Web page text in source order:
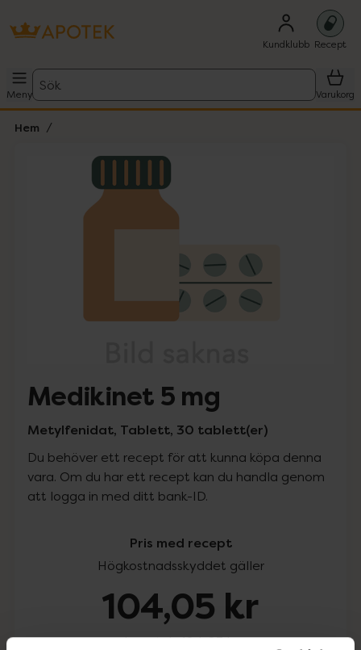
Kundklubb Recept
Meny
Sök
Varukorg
Hem
Lista: . Innehåller 1 objekt.
Medikinet 5 mg
Metylfenidat, Tablett, 30 tablett(er)
Du behöver ett recept för att kunna köpa denna
vara. Om du har ett recept kan du handla genom
att logga in med ditt bank-ID.
Pris med recept
Högkostnadsskyddet gäller
104,05 kr
I apotek:104,05 kr